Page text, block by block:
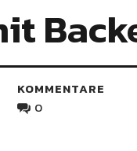
KOMMENTARE
0